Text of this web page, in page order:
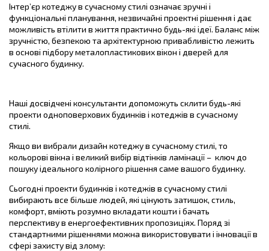
Інтер’єр котеджу в сучасному стилі означає зручні і
функціональні планування, незвичайні проектні рішення і дає
можливість втілити в життя практично будь-які ідеї. Баланс між
зручністю, безпекою та архітектурною привабливістю лежить
в основі підбору металопластикових вікон і дверей для
сучасного будинку.
Наші досвідчені консультанти допоможуть склити будь-які
проекти одноповерхових будинків і котеджів в сучасному
стилі.
Якщо ви вибрали дизайн котеджу в сучасному стилі, то
кольорові вікна і великий вибір відтінків ламінації – ключ до
пошуку ідеального колірного рішення саме вашого будинку.
Сьогодні проекти будинків і котеджів в сучасному стилі
вибирають все більше людей, які цінують затишок, стиль,
комфорт, вміють розумно вкладати кошти і бачать
перспективу в енергоефективних пропозиціях. Поряд зі
стандартними рішеннями можна використовувати і інновації в
сфері захисту від злому: